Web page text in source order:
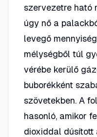
szervezetre ható
úgy nő a
levegő
mélységből túl
vérébe kerülő
buborékként
szövetekben. A
hasonló, amikor
dioxiddal dúsított